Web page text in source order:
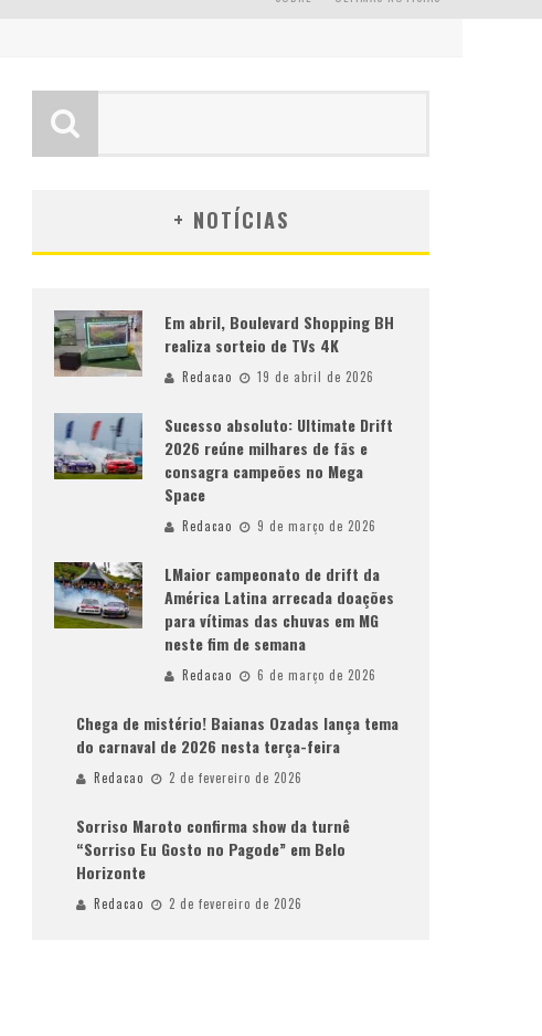
+ NOTÍCIAS
Em abril, Boulevard Shopping BH
realiza sorteio de TVs 4K
Redacao 19 de abril de 2026
Sucesso absoluto: Ultimate Drift
2026 reúne milhares de fãs e
consagra campeões no Mega
Space
Redacao 9 de março de 2026
LMaior campeonato de drift da
América Latina arrecada doações
para vítimas das chuvas em MG
neste fim de semana
Redacao 6 de março de 2026
Chega de mistério! Baianas Ozadas lança tema
do carnaval de 2026 nesta terça-feira
Redacao 2 de fevereiro de 2026
Sorriso Maroto confirma show da turnê
“Sorriso Eu Gosto no Pagode” em Belo
Horizonte
Redacao 2 de fevereiro de 2026